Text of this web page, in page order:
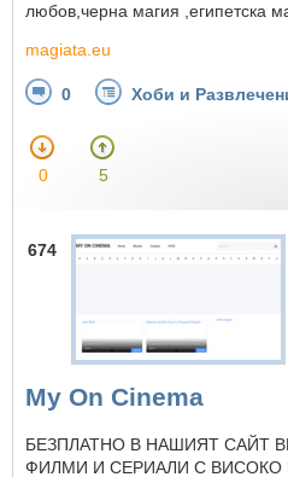
любов,черна магия ,египетска
magiata.eu
0 Хоби и
0 5
674
My On Cinema
БЕЗПЛАТНО В НАШИЯТ САЙТ
ФИЛМИ И СЕРИАЛИ С ВИСОКО